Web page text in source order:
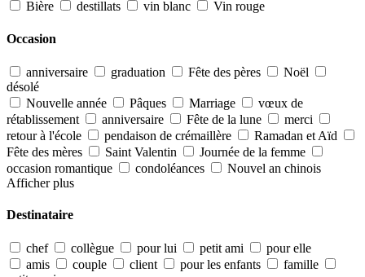
Bière destillats vin blanc Vin rouge
Occasion
anniversaire graduation Fête des pères
Noël
désolé
Nouvelle année
Pâques Marriage
vœux de
rétablissement
anniversaire Fête de la lune
merci
retour à l'école
pendaison de crémaillère
Ramadan et Aïd
Fête des mères
Saint Valentin
Journée de la femme
occasion romantique
condoléances
Nouvel an chinois
Afficher plus
Destinataire
chef collègue pour lui petit ami
pour elle
amis
couple client pour les enfants
famille